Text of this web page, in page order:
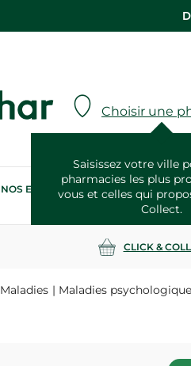
Choisir une
Saisissez votre ville
pharmacies les plus
vous et celles qui
Collect.
NOS ENGAGEMENTS
RSE
CLICK &
Maladies Maladies